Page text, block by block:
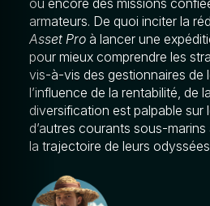
armateurs. De quoi inciter la
Asset Pro à lancer une
pour mieux comprendre les
vis-à-vis des gestionnaires de
l’influence de la rentabilité, de
diversification est palpable sur
d’autres courants sous-
la trajectoire de leurs